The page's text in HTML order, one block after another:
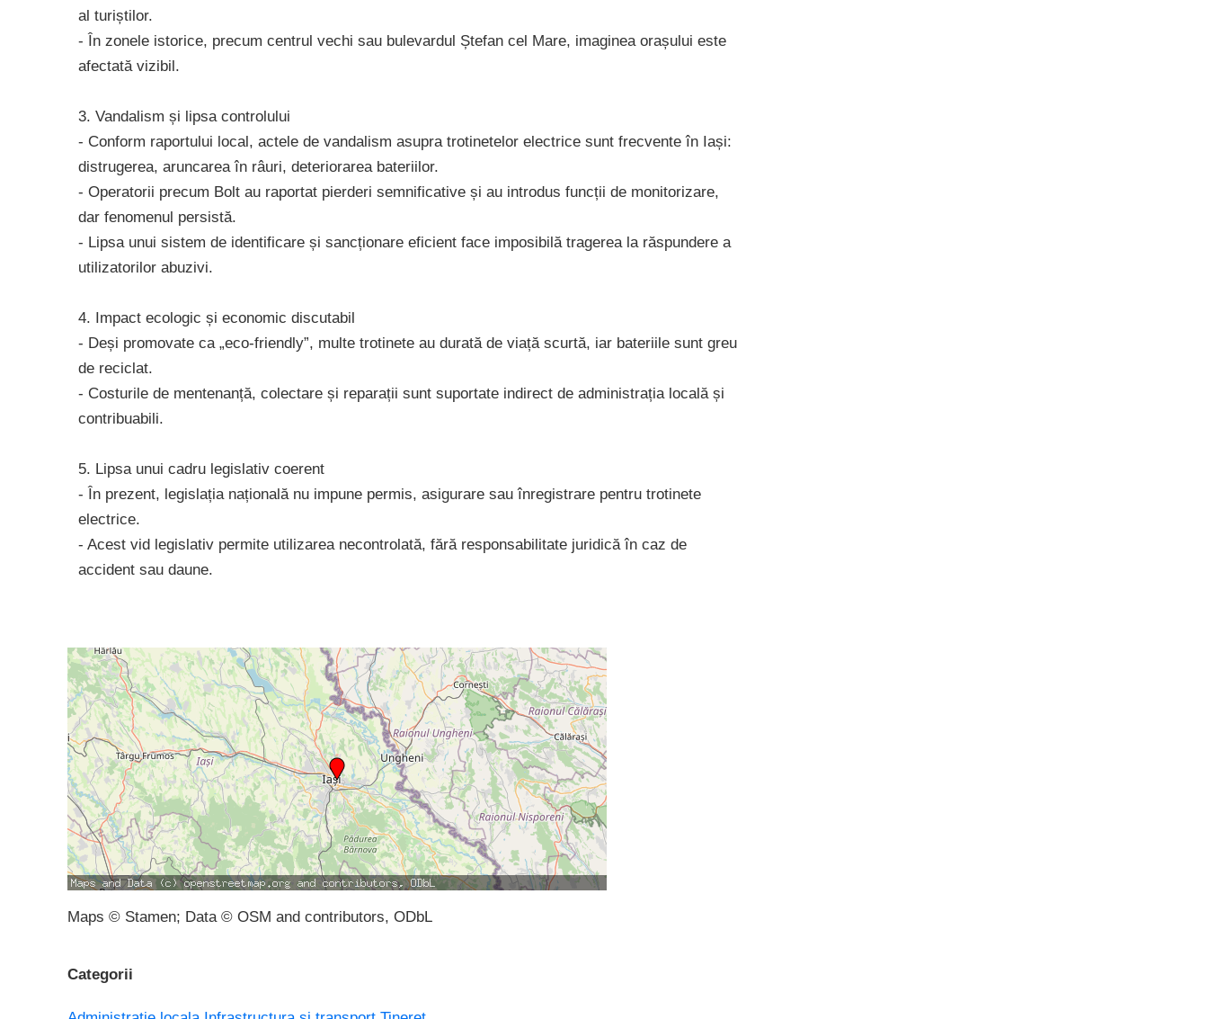
al turiștilor.
- În zonele istorice, precum centrul vechi sau bulevardul Ștefan cel Mare, imaginea orașului este
afectată vizibil.
3. Vandalism și lipsa controlului
- Conform raportului local, actele de vandalism asupra trotinetelor electrice sunt frecvente în Iași:
distrugerea, aruncarea în râuri, deteriorarea bateriilor.
- Operatorii precum Bolt au raportat pierderi semnificative și au introdus funcții de monitorizare,
dar fenomenul persistă.
- Lipsa unui sistem de identificare și sancționare eficient face imposibilă tragerea la răspundere a
utilizatorilor abuzivi.
4. Impact ecologic și economic discutabil
- Deși promovate ca „eco-friendly”, multe trotinete au durată de viață scurtă, iar bateriile sunt greu
de reciclat.
- Costurile de mentenanță, colectare și reparații sunt suportate indirect de administrația locală și
contribuabili.
5. Lipsa unui cadru legislativ coerent
- În prezent, legislația națională nu impune permis, asigurare sau înregistrare pentru trotinete
electrice.
- Acest vid legislativ permite utilizarea necontrolată, fără responsabilitate juridică în caz de
accident sau daune.
Maps © Stamen; Data © OSM and contributors, ODbL
Categorii